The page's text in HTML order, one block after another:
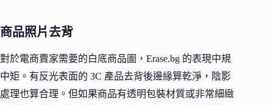
商品照片去背
對於電商賣家需要的白底商品圖，Erase.bg 的表現中規
中矩。有反光表面的 3C 產品去背後邊緣算乾淨，陰影
處理也算合理。但如果商品有透明包裝材質或非常細緻